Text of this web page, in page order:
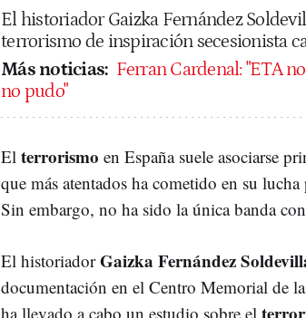
El historiador Gaizka Fernández
terrorismo de inspiración secesionista
Más noticias: Ferran Cardenal: "ETA
no pudo"
El terrorismo en España suele asociarse
que más atentados ha cometido en su
Sin embargo, no ha sido la única banda
El historiadorGaizka Fernández
documentación en el Centro Memorial de
ha llevado a cabo un estudio sobre el